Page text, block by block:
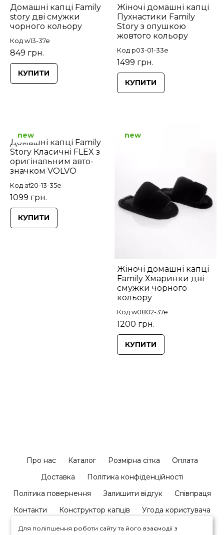
Домашні капці Family
story дві смужки
чорного кольору
Код w13-37e
849 грн.
КУПИТИ
Жіночі домашні капці
Пухнастики Family
Story з опушкою
жовтого кольору
Код p03-01-33e
1499 грн.
КУПИТИ
Домашні капці Family
Story Класичні FLEX з
оригінальним авто-
значком VOLVO
Код af20-13-35e
1099 грн.
new
КУПИТИ
Жіночі домашні капці
Family Хмаринки дві
смужки чорного
кольору
Код w0802-37e
1200 грн.
new
КУПИТИ
Про нас Каталог Розмірна сітка
Оплата
Доставка
Політика конфіденційності
Політика повернення
Залишити відгук
Співпраця
Контакти
Конструктор капців Угода користувача
Для поліпшення роботи сайту та його взаємодії з